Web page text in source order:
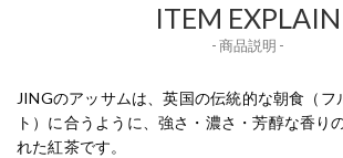
ITEM EXPLAIN
- 商品説明 -
JINGのアッサムは、英国の伝統的な朝食（フ
ト）に合うように、強さ・濃さ・芳醇な香り
れた紅茶です。